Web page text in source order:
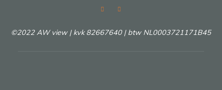
©2022 AW view | kvk 82667640 | btw NL0003721171B45